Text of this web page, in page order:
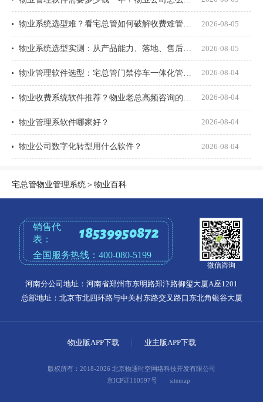
物业系统选型难？看宅总管如何破解收费难管理乱 2026-08-05
2026-08-05
2026-08-04
2026-08-04
物业管理系软件哪家好？ 2026-08-04
物业公司数字化转型用什么软件？ 2026-08-04
宅总管物业管理系统＞物业百科
销售代
表：
18539950872
全国服务热线：400-080-5199
微信咨询
河南分公司地址：河南省郑州市东明路郑汴路御玺大厦A座1201
总部地址：北京市北四环路与中关村东路交叉路口东北角银谷大厦
物业版APP下载 业主版APP下载
版权所有：2018-2026 北京物通时空网络科技开发有限公司
京ICP证110597号 sitemap